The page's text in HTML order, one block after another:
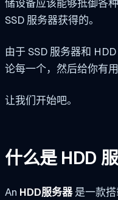
储设备应该能够抵御各
SSD 服务器获得的。
由于 SSD 服务器和
论每一个，然后给你有
让我们开始吧。
什么是 HDD
An HDD服务器是一款搭